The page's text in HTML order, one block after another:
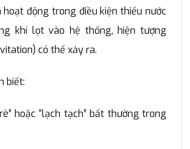
hoạt động trong điều kiện thiếu nước
khí lọt vào hệ thống, hiện tượng
có thể xảy ra.
biết:
hoặc “lạch tạch” bất thường trong